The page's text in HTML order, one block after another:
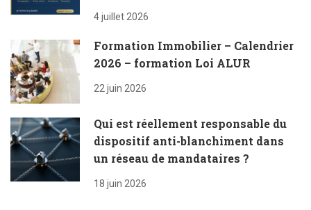
4 juillet 2026
Formation Immobilier – Calendrier
2026 – formation Loi ALUR
22 juin 2026
Qui est réellement responsable du
dispositif anti-blanchiment dans
un réseau de mandataires ?
18 juin 2026